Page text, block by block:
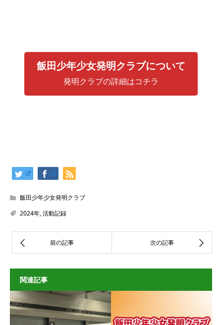
飯田少年少女発明クラブについて
発明クラブの詳細はコチラ
飯田少年少女発明クラブ
2024年,活動記録
関連記事